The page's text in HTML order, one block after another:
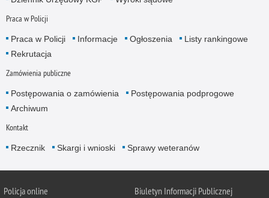
Praca w Policji
Praca w Policji Informacje Ogłoszenia
Listy rankingowe
Rekrutacja
Zamówienia publiczne
Postępowania o zamówienia
Postępowania podprogowe
Archiwum
Kontakt
Rzecznik Skargi i wnioski Sprawy weteranów
Policjaonline Biuletyn Informacji Publicznej